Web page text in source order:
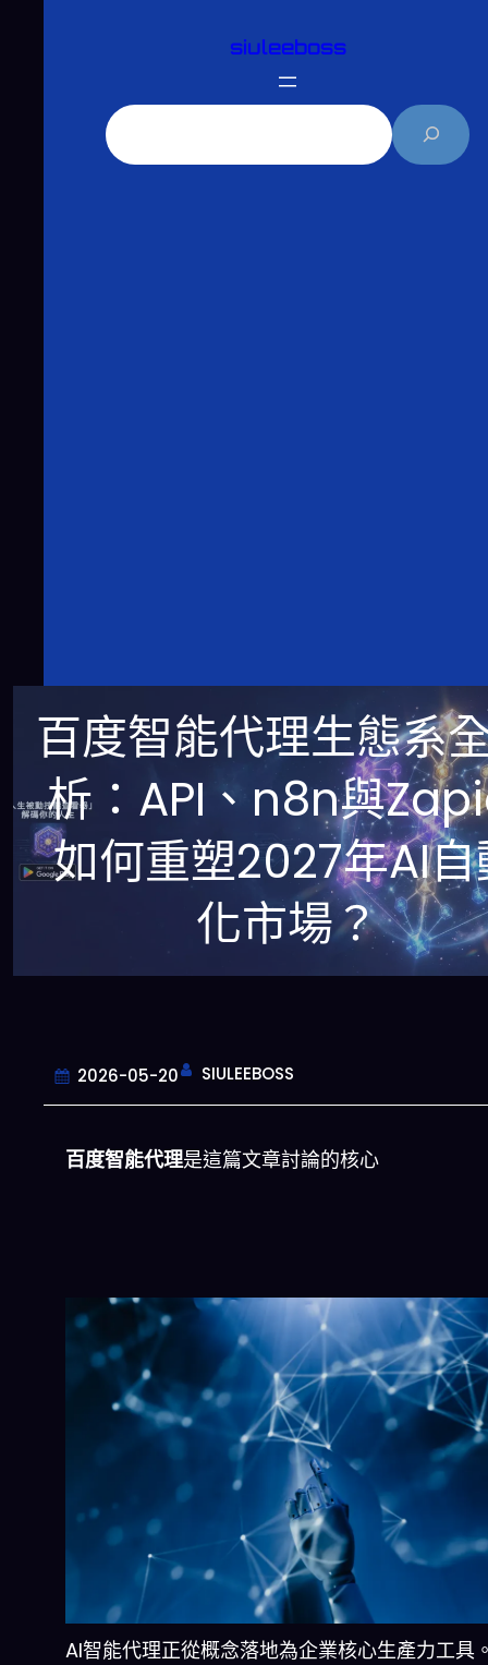
siuleeboss
百度智能代理生態系
析：API、n8n與
如何重塑2027年AI
化市場？
2026-05-20 SIULEEBOSS
百度智能代理是這篇文章討論的核心
AI智能代理正從概念落地為企業核心生產力工具